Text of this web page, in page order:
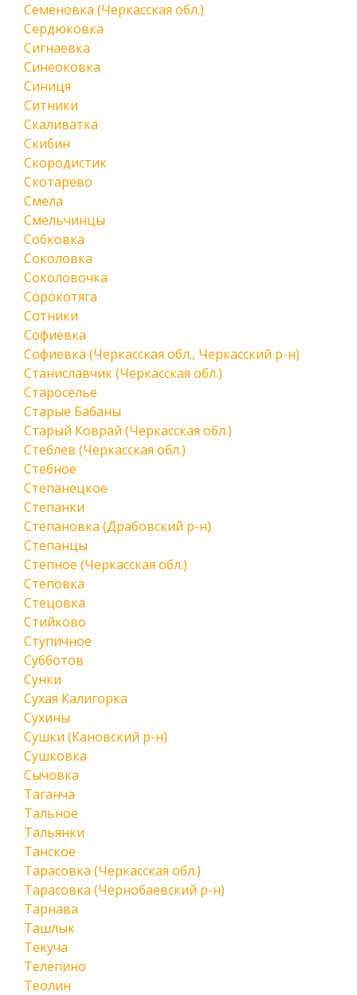
Семёновка (Черкасская обл.)
Сердюковка
Сигнаевка
Синеоковка
Синиця
Ситники
Скаливатка
Скибин
Скородистик
Скотарево
Смела
Смельчинцы
Собковка
Соколовка
Соколовочка
Сорокотяга
Сотники
Софиевка
Софиевка (Черкасская обл., Черкасский р-н)
Станиславчик (Черкасская обл.)
Староселье
Старые Бабаны
Старый Коврай (Черкасская обл.)
Стеблев (Черкасская обл.)
Стебное
Степанецкое
Степанки
Степановка (Драбовский р-н)
Степанцы
Степное (Черкасская обл.)
Степовка
Стецовка
Стийково
Ступичное
Субботов
Сунки
Сухая Калигорка
Сухины
Сушки (Кановский р-н)
Сушковка
Сычовка
Таганча
Тальное
Тальянки
Танское
Тарасовка (Черкасская обл.)
Тарасовка (Чернобаевский р-н)
Тарнава
Ташлык
Текуча
Телепино
Теолин